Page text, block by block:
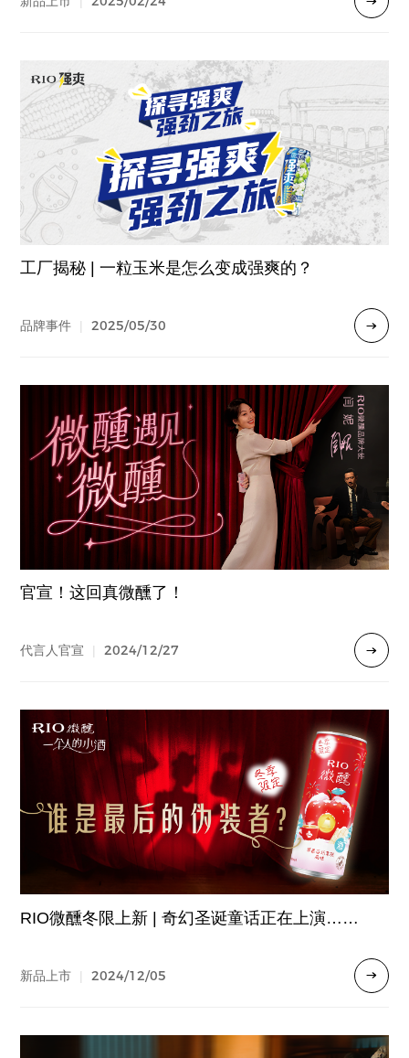
工厂揭秘 | 一粒玉米是怎么变成强爽的？
品牌事件 | 2025/05/30
官宣！这回真微醺了！
代言人官宣 | 2024/12/27
RIO微醺冬限上新 | 奇幻圣诞童话正在上演……
新品上市 | 2024/12/05